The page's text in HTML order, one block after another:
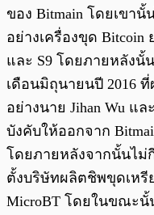
ของ Bitmain โดยเขา
อย่างเครื่องขุด Bitcoin
และ S9 โดยภายหลังนั้
เดือนมิถุนายนปี 2016
อย่างนาย Jihan Wu แ
บังคับให้ออกจาก
โดยภายหลังจากนั้นไม่
ตั้งบริษัทผลิตชิพขุดเหรี
MicroBT โดยในขณะนั้